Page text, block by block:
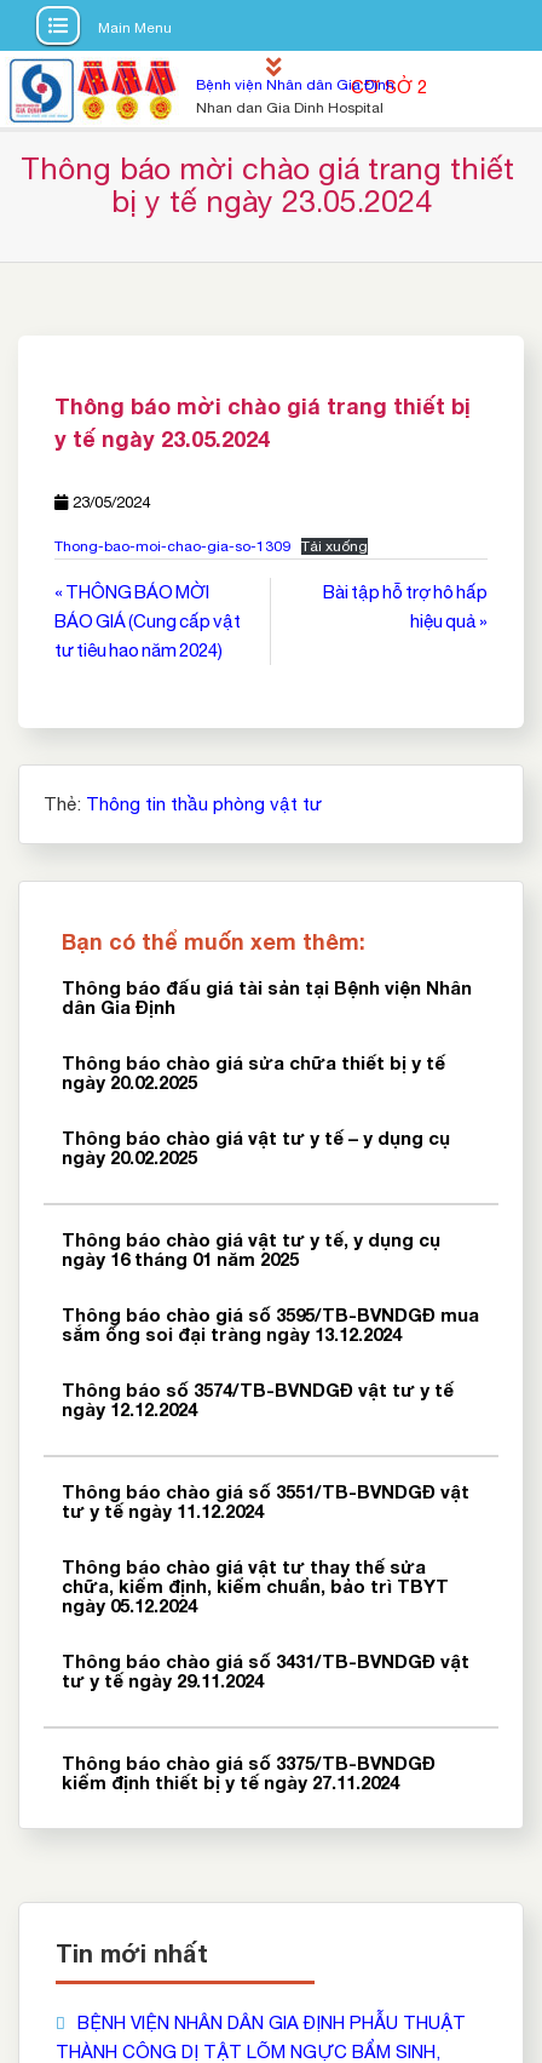
S
Main Menu
Bệnh viện Nhân dân Gia Định
Nhan dan Gia Dinh Hospital
CƠ SỞ 2
Thông báo mời chào giá trang thiết
bị y tế ngày 23.05.2024
Thông báo mời chào giá trang thiết bị
y tế ngày 23.05.2024
23/05/2024
Thong-bao-moi-chao-gia-so-1309 Tải xuống
Điều
hướng
viết
« THÔNG BÁO MỜI
BÁO GIÁ (Cung cấp vật
tư tiêu hao năm 2024)
Bài tập hỗ trợ hô hấp
hiệu quả »
Thẻ: Thông tin thầu phòng vật tư
Bạn có thể muốn xem thêm:
Thông báo đấu giá tài sản tại Bệnh viện Nhân
dân Gia Định
Thông báo chào giá sửa chữa thiết bị y tế
ngày 20.02.2025
Thông báo chào giá vật tư y tế – y dụng cụ
ngày 20.02.2025
Thông báo chào giá vật tư y tế, y dụng cụ
ngày 16 tháng 01 năm 2025
Thông báo chào giá số 3595/TB-BVNDGĐ mua
sắm ống soi đại tràng ngày 13.12.2024
Thông báo số 3574/TB-BVNDGĐ vật tư y tế
ngày 12.12.2024
Thông báo chào giá số 3551/TB-BVNDGĐ vật
tư y tế ngày 11.12.2024
Thông báo chào giá vật tư thay thế sửa
chữa, kiểm định, kiểm chuẩn, bảo trì TBYT
ngày 05.12.2024
Thông báo chào giá số 3431/TB-BVNDGĐ vật
tư y tế ngày 29.11.2024
Thông báo chào giá số 3375/TB-BVNDGĐ
kiểm định thiết bị y tế ngày 27.11.2024
Tin mới nhất
BỆNH VIỆN NHÂN DÂN GIA ĐỊNH PHẪU THUẬT
THÀNH CÔNG DỊ TẬT LÕM NGỰC BẨM SINH,